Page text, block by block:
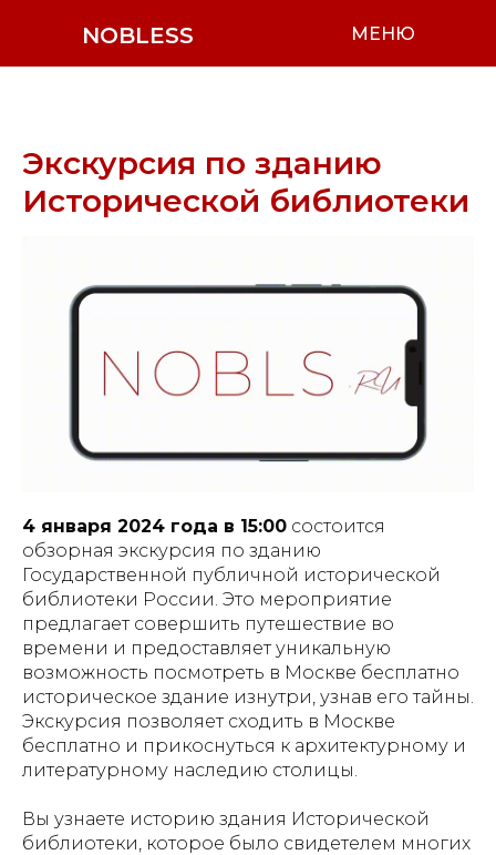
NOBLESS МЕНЮ
Экскурсия по зданию
Исторической библиотеки
4 января 2024 года в 15:00 состоится
обзорная экскурсия по зданию
Государственной публичной исторической
библиотеки России. Это мероприятие
предлагает совершить путешествие во
времени и предоставляет уникальную
возможность посмотреть в Москве бесплатно
историческое здание изнутри, узнав его тайны.
Экскурсия позволяет сходить в Москве
бесплатно и прикоснуться к архитектурному и
литературному наследию столицы.
Вы узнаете историю здания Исторической
библиотеки, которое было свидетелем многих